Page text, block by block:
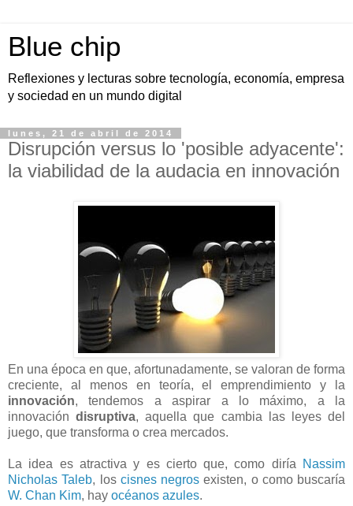
Blue chip
Reflexiones y lecturas sobre tecnología, economía, empresa
y sociedad en un mundo digital
lunes, 21 de abril de 2014
Disrupción versus lo 'posible adyacente':
la viabilidad de la audacia en innovación
En una época en que, afortunadamente, se valoran de forma
creciente, al menos en teoría, el emprendimiento y la
innovación, tendemos a aspirar a lo máximo, a la
innovacióndisruptiva, aquella que cambia las leyes del
juego, que transforma o crea mercados.
La idea es atractiva y es cierto que, como diría
Nassim
Nicholas Taleb, los cisnes negros existen, o como buscaría
W. Chan Kim, hay océanos azules.